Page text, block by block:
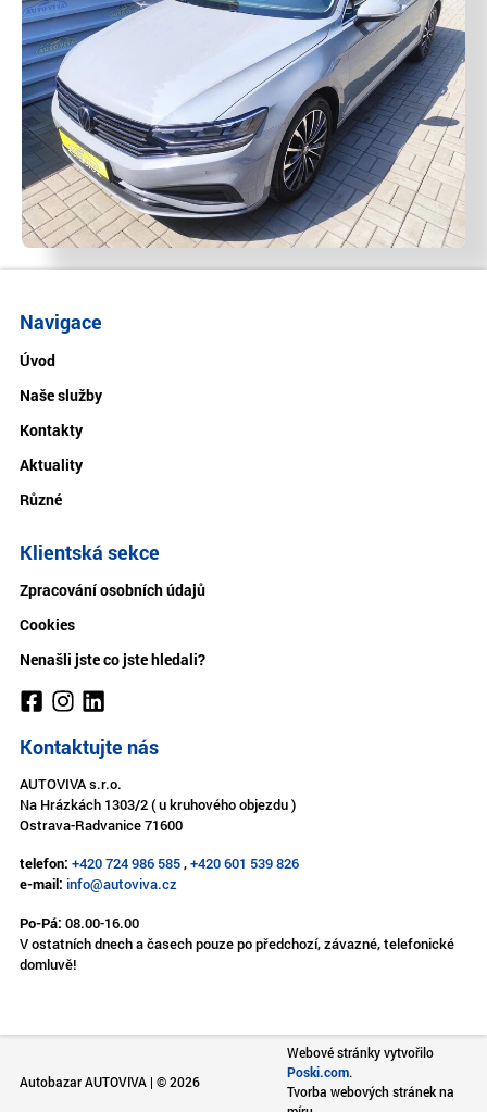
Navigace
Úvod
Naše služby
Kontakty
Aktuality
Různé
Klientská sekce
Zpracování osobních údajů
Cookies
Nenašli jste co jste hledali?
Kontaktujte nás
AUTOVIVA s.r.o.
Na Hrázkách 1303/2 ( u kruhového objezdu )
Ostrava-Radvanice 71600
telefon: +420 724 986 585,+420 601 539 826
e-mail: info@autoviva.cz
Po-Pá: 08.00-16.00
V ostatních dnech a časech pouze po předchozí, závazné, telefonické
domluvě!
Autobazar AUTOVIVA | © 2026
Webové stránky vytvořilo
Poski.com.
Tvorba webových stránek na